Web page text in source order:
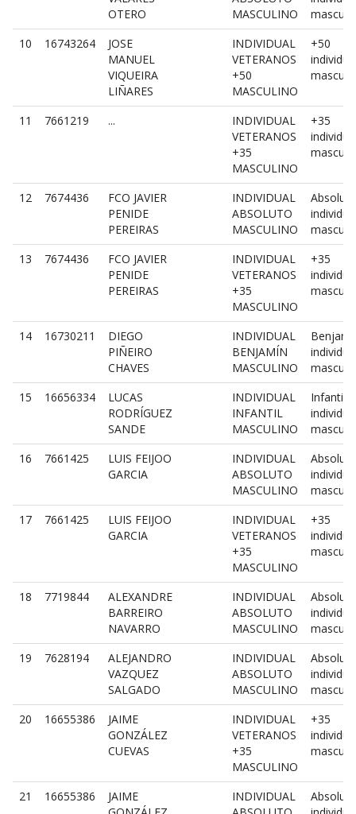
OTERO
MASCULINO
10
16743264
JOSE
MANUEL
VIQUEIRA
LIÑARES
INDIVIDUAL
VETERANOS
+50
MASCULINO
+50
11 7661219 ...
INDIVIDUAL
VETERANOS
+35
MASCULINO
+35
12 7674436
FCO JAVIER
PENIDE
PEREIRAS
INDIVIDUAL
ABSOLUTO
MASCULINO
Absoluto
13
7674436
FCO JAVIER
PENIDE
PEREIRAS
INDIVIDUAL
VETERANOS
+35
MASCULINO
+35
14 16730211
DIEGO
PIÑEIRO
CHAVES
INDIVIDUAL
BENJAMÍN
MASCULINO
15
16656334
LUCAS
RODRÍGUEZ
SANDE
INDIVIDUAL
INFANTIL
MASCULINO
Infantil
16
7661425
LUIS FEIJOO
GARCIA
INDIVIDUAL
ABSOLUTO
MASCULINO
Absoluto
17
7661425
LUIS FEIJOO
GARCIA
INDIVIDUAL
VETERANOS
+35
MASCULINO
+35
18 7719844
ALEXANDRE
BARREIRO
NAVARRO
INDIVIDUAL
ABSOLUTO
MASCULINO
Absoluto
19
7628194
ALEJANDRO
VAZQUEZ
SALGADO
INDIVIDUAL
ABSOLUTO
MASCULINO
Absoluto
20
16655386
JAIME
GONZÁLEZ
CUEVAS
INDIVIDUAL
VETERANOS
+35
MASCULINO
+35
21 16655386
JAIME
INDIVIDUAL
Absoluto